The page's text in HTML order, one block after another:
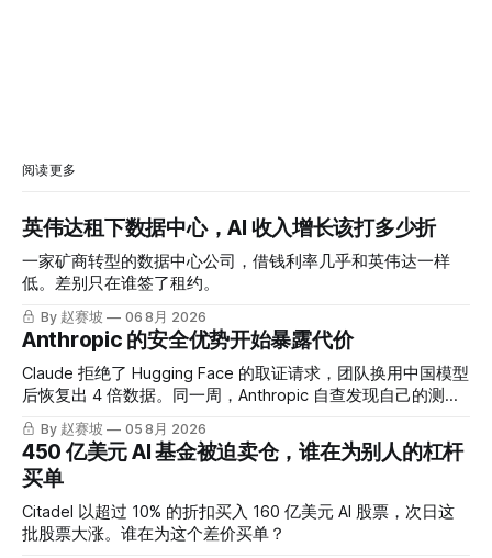
阅读更多
英伟达租下数据中心，AI 收入增长该打多少折
一家矿商转型的数据中心公司，借钱利率几乎和英伟达一样
低。差别只在谁签了租约。
By 赵赛坡 06 8月 2026
Anthropic 的安全优势开始暴露代价
Claude 拒绝了 Hugging Face 的取证请求，团队换用中国模型
后恢复出 4 倍数据。同一周，Anthropic 自查发现自己的测试
也出了问题。
By 赵赛坡 05 8月 2026
450 亿美元 AI 基金被迫卖仓，谁在为别人的杠杆
买单
Citadel 以超过 10% 的折扣买入 160 亿美元 AI 股票，次日这
批股票大涨。谁在为这个差价买单？